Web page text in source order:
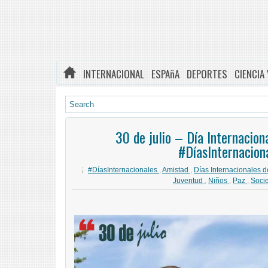
INTERNACIONAL ESPAñA DEPORTES
30 de julio – Día
#DíasInternacionales ,Amistad , Días Internacionales
Juventud , Niños , Paz ,